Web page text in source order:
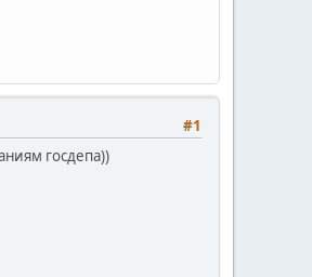
#1
госдепа))